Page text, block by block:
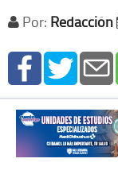
Por: Redacción